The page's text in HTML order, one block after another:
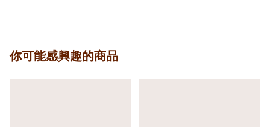
你可能感興趣的商品